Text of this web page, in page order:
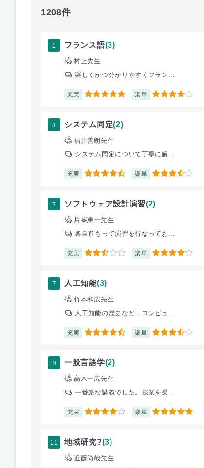
1208件
1 フランス語(3)
村上先生
楽しくかつ分かりやすくフラン...
充実 5 楽単 4
3 システム同定(2)
福井善朗先生
システム同定について丁寧に解...
充実 4.5 楽単 3.5
5 ソフトウェア設計演習(2)
片峯恵一先生
各自前もって演習を行なってお...
充実 2.5 楽単 4
7 人工知能(3)
竹本和広先生
人工知能の歴史など，コンピュ...
充実 4.5 楽単 3.5
9 一般言語学(2)
高木一広先生
一番楽な講義でした。授業を受...
充実 4 楽単 5
11 地域研究?(3)
近藤尚哉先生